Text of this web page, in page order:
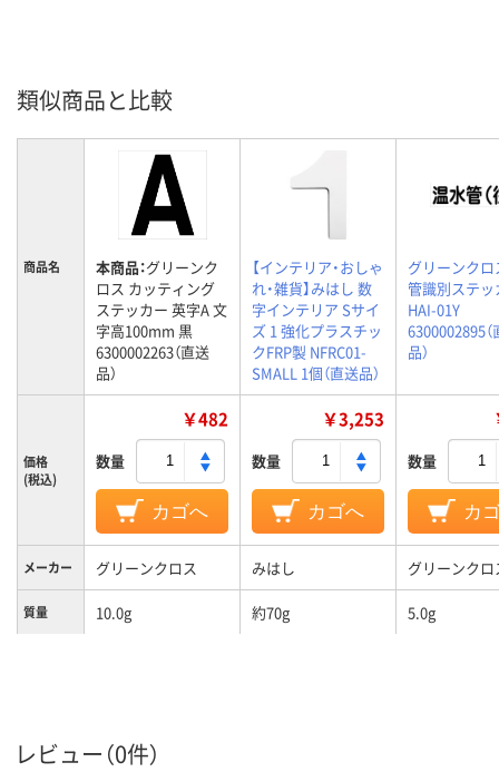
類似商品と比較
商品名 本商品：グリーンク
ロス カッティング
ステッカー 英字A 文
字高100mm 黒
6300002263（直送
品）
【インテリア・おしゃ
れ・雑貨】みはし 数
字インテリア Sサイ
ズ 1 強化プラスチッ
クFRP製 NFRC01-
SMALL 1個（直送品）
グリーンクロ
管識別ステッ
HAI-01Y
6300002895（
品）
価格
(税込)
￥482
数量
カゴへ
￥3,253
数量
カゴへ
数量
カ
メーカー グリーンクロス みはし グリーンクロ
質量 10.0g 約70g 5.0g
レビュー（0件）